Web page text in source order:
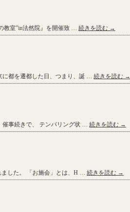
教室”in法然院』を開催致 … 続きを読む →
に都を遷都した日、つまり、誕 … 続きを読む →
催事続きで、 テンパリング状 … 続きを読む →
ました。 「お施会」とは、H … 続きを読む →